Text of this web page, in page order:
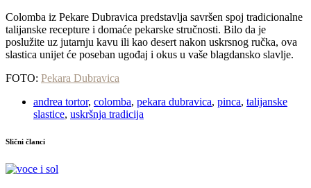
Colomba iz Pekare Dubravica predstavlja savršen spoj tradicionalne
talijanske recepture i domaće pekarske stručnosti. Bilo da je
poslužite uz jutarnju kavu ili kao desert nakon uskrsnog ručka, ova
slastica unijet će poseban ugođaj i okus u vaše blagdansko slavlje.
FOTO: Pekara Dubravica
andrea tortor, colomba, pekara dubravica, pinca, talijanske
slastice, uskršnja tradicija
Slični članci